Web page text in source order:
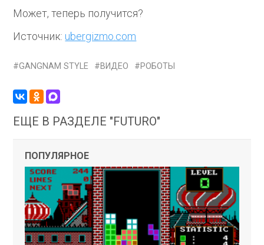
Может, теперь получится?
Источник: ubergizmo.com
GANGNAM STYLE ВИДЕО РОБОТЫ
ЕЩЕ В РАЗДЕЛЕ "FUTURO"
ПОПУЛЯРНОЕ